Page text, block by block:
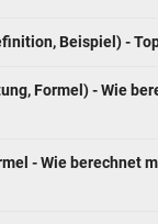
Beispiel) -
Formel) - Wie
- Wie berechnet